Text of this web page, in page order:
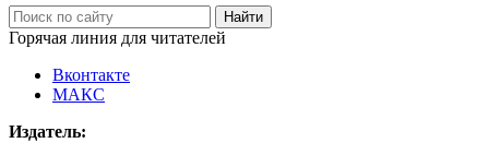
Горячая линия для читателей
Вконтакте
МАКС
Издатель: